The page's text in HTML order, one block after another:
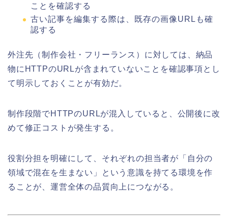
ことを確認する
古い記事を編集する際は、既存の画像URLも確
認する
外注先（制作会社・フリーランス）に対しては、納品
物にHTTPのURLが含まれていないことを確認事項とし
て明示しておくことが有効だ。
制作段階でHTTPのURLが混入していると、公開後に改
めて修正コストが発生する。
役割分担を明確にして、それぞれの担当者が「自分の
領域で混在を生まない」という意識を持てる環境を作
ることが、運営全体の品質向上につながる。